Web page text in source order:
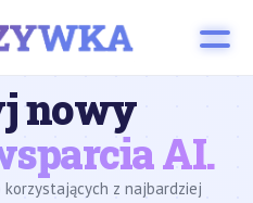
nowy
AI.
korzystających z najbardziej